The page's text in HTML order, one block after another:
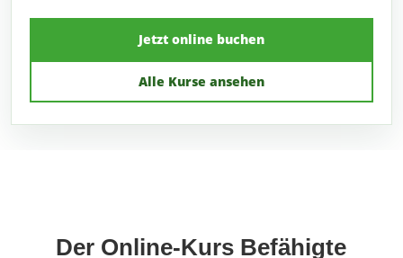
Jetzt online buchen
Alle Kurse ansehen
Der Online-Kurs Befähigte